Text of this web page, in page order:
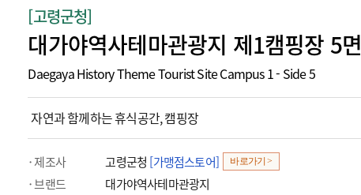
[고령군청]
대가야역사테마관광지 제1캠핑장 5면
Daegaya History Theme Tourist Site Campus 1 - Side 5
자연과 함께하는 휴식공간, 캠핑장
제조사 고령군청 [가맹점스토어] 바로가기 >
브랜드
대가야역사테마관광지